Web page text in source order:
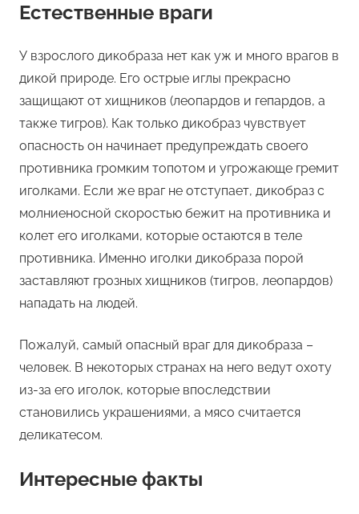
Естественные враги
У взрослого дикобраза нет как уж и много врагов в
дикой природе. Его острые иглы прекрасно
защищают от хищников (леопардов и гепардов, а
также тигров). Как только дикобраз чувствует
опасность он начинает предупреждать своего
противника громким топотом и угрожающе гремит
иголками. Если же враг не отступает, дикобраз с
молниеносной скоростью бежит на противника и
колет его иголками, которые остаются в теле
противника. Именно иголки дикобраза порой
заставляют грозных хищников (тигров, леопардов)
нападать на людей.
Пожалуй, самый опасный враг для дикобраза –
человек. В некоторых странах на него ведут охоту
из-за его иголок, которые впоследствии
становились украшениями, а мясо считается
деликатесом.
Интересные факты